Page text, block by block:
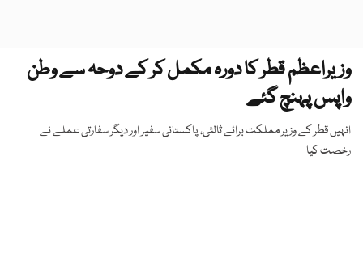
وزیراعظم قطر کا دورہ مکمل کر کے دوحہ سے وطن
واپس پہنچ گئے
انہیں قطر کے وزیر مملکت برائے ثالثی، پاکستانی سفیر اور دیگر سفارتی عملے نے
رخصت کیا